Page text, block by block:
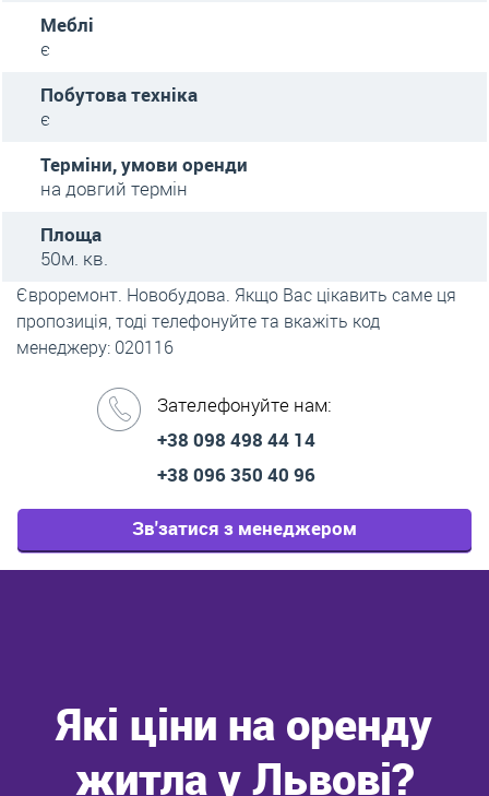
Меблі
є
Побутова техніка
є
Терміни, умови оренди
на довгий термін
Площа
50м. кв.
Євроремонт. Новобудова. Якщо Вас цікавить саме ця
пропозиція, тоді телефонуйте та вкажіть код
менеджеру: 020116
Зателефонуйте нам:
+38 098 498 44 14
+38 096 350 40 96
Зв'затися з менеджером
Які ціни на оренду
житла у Львові?